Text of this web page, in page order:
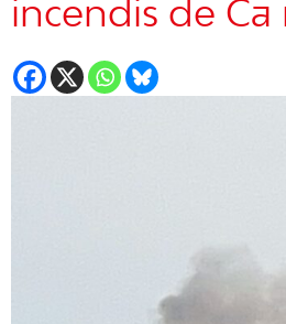
incendis de Ca